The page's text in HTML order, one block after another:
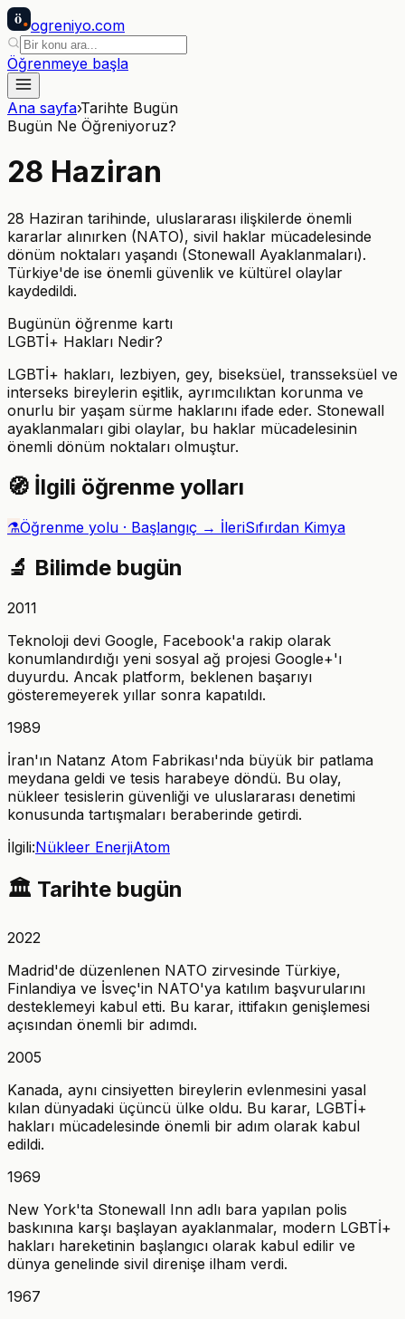
ö ogreniyo.com
Öğrenmeye başla
Ana sayfa›Tarihte Bugün
Bugün Ne Öğreniyoruz?
28 Haziran
28 Haziran tarihinde, uluslararası ilişkilerde önemli
kararlar alınırken (NATO), sivil haklar mücadelesinde
dönüm noktaları yaşandı (Stonewall Ayaklanmaları).
Türkiye'de ise önemli güvenlik ve kültürel olaylar
kaydedildi.
Bugünün öğrenme kartı
LGBTİ+ Hakları Nedir?
LGBTİ+ hakları, lezbiyen, gey, biseksüel, transseksüel ve
interseks bireylerin eşitlik, ayrımcılıktan korunma ve
onurlu bir yaşam sürme haklarını ifade eder. Stonewall
ayaklanmaları gibi olaylar, bu haklar mücadelesinin
önemli dönüm noktaları olmuştur.
🧭 İlgili öğrenme yolları
⚗️Öğrenme yolu · Başlangıç → İleriSıfırdan Kimya
🔬 Bilimde bugün
2011
Teknoloji devi Google, Facebook'a rakip olarak
konumlandırdığı yeni sosyal ağ projesi Google+'ı
duyurdu. Ancak platform, beklenen başarıyı
gösteremeyerek yıllar sonra kapatıldı.
1989
İran'ın Natanz Atom Fabrikası'nda büyük bir patlama
meydana geldi ve tesis harabeye döndü. Bu olay,
nükleer tesislerin güvenliği ve uluslararası denetimi
konusunda tartışmaları beraberinde getirdi.
İlgili:Nükleer EnerjiAtom
🏛️ Tarihte bugün
2022
Madrid'de düzenlenen NATO zirvesinde Türkiye,
Finlandiya ve İsveç'in NATO'ya katılım başvurularını
desteklemeyi kabul etti. Bu karar, ittifakın genişlemesi
açısından önemli bir adımdı.
2005
Kanada, aynı cinsiyetten bireylerin evlenmesini yasal
kılan dünyadaki üçüncü ülke oldu. Bu karar, LGBTİ+
hakları mücadelesinde önemli bir adım olarak kabul
edildi.
1969
New York'ta Stonewall Inn adlı bara yapılan polis
baskınına karşı başlayan ayaklanmalar, modern LGBTİ+
hakları hareketinin başlangıcı olarak kabul edilir ve
dünya genelinde sivil direnişe ilham verdi.
1967